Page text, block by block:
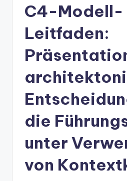
m
A
si
C4-Modell-
Leitfaden:
die
unter
von